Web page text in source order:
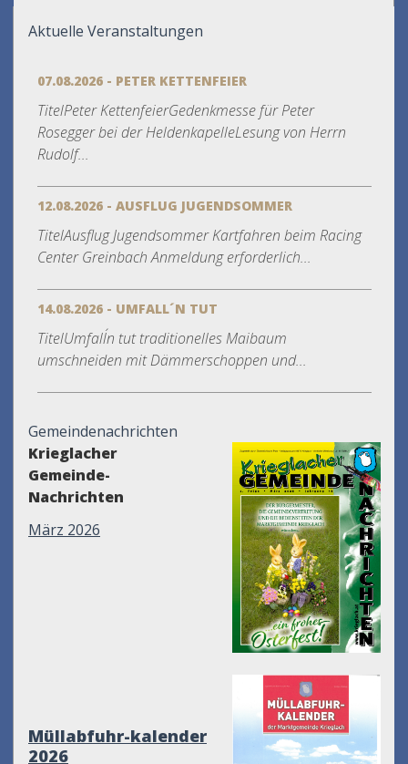
Aktuelle Veranstaltungen
07.08.2026 - PETER KETTENFEIER
TitelPeter KettenfeierGedenkmesse für Peter
Rosegger bei der HeldenkapelleLesung von Herrn
Rudolf...
12.08.2026 - AUSFLUG JUGENDSOMMER
TitelAusflug Jugendsommer Kartfahren beim Racing
Center Greinbach Anmeldung erforderlich...
14.08.2026 - UMFALL´N TUT
TitelUmfall´n tut traditionelles Maibaum
umschneiden mit Dämmerschoppen und...
Gemeindenachrichten
Krieglacher
Gemeinde-
Nachrichten
März 2026
Müllabfuhr-kalender
2026